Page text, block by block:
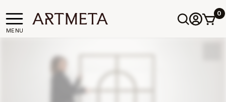
MENU
0